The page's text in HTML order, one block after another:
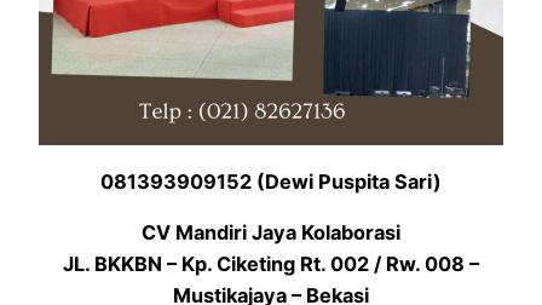
081393909152 (Dewi Puspita Sari)
CV Mandiri Jaya Kolaborasi
JL. BKKBN – Kp. Ciketing Rt. 002 / Rw. 008 –
Mustikajaya – Bekasi